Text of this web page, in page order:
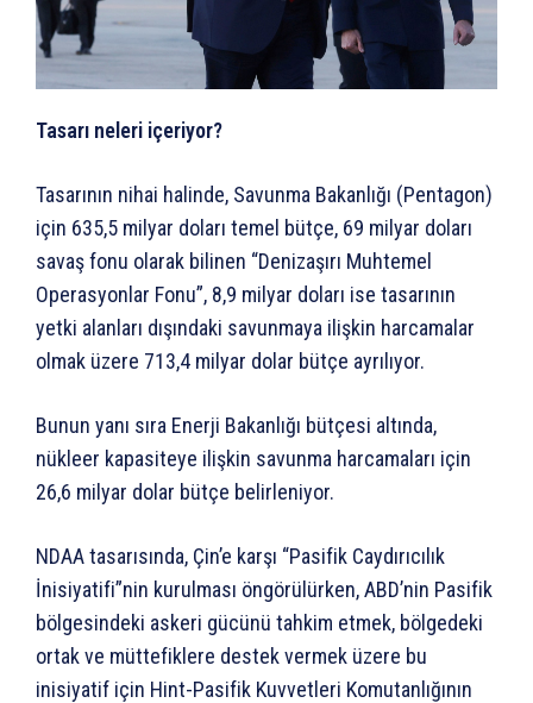
Tasarı neleri içeriyor?
Tasarının nihai halinde, Savunma Bakanlığı (Pentagon)
için 635,5 milyar doları temel bütçe, 69 milyar doları
savaş fonu olarak bilinen “Denizaşırı Muhtemel
Operasyonlar Fonu”, 8,9 milyar doları ise tasarının
yetki alanları dışındaki savunmaya ilişkin harcamalar
olmak üzere 713,4 milyar dolar bütçe ayrılıyor.
Bunun yanı sıra Enerji Bakanlığı bütçesi altında,
nükleer kapasiteye ilişkin savunma harcamaları için
26,6 milyar dolar bütçe belirleniyor.
NDAA tasarısında, Çin’e karşı “Pasifik Caydırıcılık
İnisiyatifi”nin kurulması öngörülürken, ABD’nin Pasifik
bölgesindeki askeri gücünü tahkim etmek, bölgedeki
ortak ve müttefiklere destek vermek üzere bu
inisiyatif için Hint-Pasifik Kuvvetleri Komutanlığının